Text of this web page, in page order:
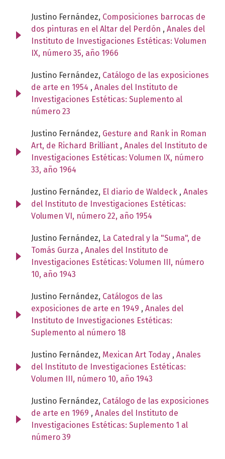
Justino Fernández, Composiciones barrocas de
dos pinturas en el Altar del Perdón , Anales del
Instituto de Investigaciones Estéticas: Volumen
IX, número 35, año 1966
Justino Fernández, Catálogo de las exposiciones
de arte en 1954 , Anales del Instituto de
Investigaciones Estéticas: Suplemento al
número 23
Justino Fernández, Gesture and Rank in Roman
Art, de Richard Brilliant , Anales del Instituto de
Investigaciones Estéticas: Volumen IX, número
33, año 1964
Justino Fernández, El diario de Waldeck , Anales
del Instituto de Investigaciones Estéticas:
Volumen VI, número 22, año 1954
Justino Fernández, La Catedral y la "Suma", de
Tomás Gurza , Anales del Instituto de
Investigaciones Estéticas: Volumen III, número
10, año 1943
Justino Fernández, Catálogos de las
exposiciones de arte en 1949 , Anales del
Instituto de Investigaciones Estéticas:
Suplemento al número 18
Justino Fernández, Mexican Art Today , Anales
del Instituto de Investigaciones Estéticas:
Volumen III, número 10, año 1943
Justino Fernández, Catálogo de las exposiciones
de arte en 1969 , Anales del Instituto de
Investigaciones Estéticas: Suplemento 1 al
número 39